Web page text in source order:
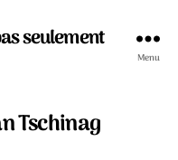
seulement
Menu
Tschinag